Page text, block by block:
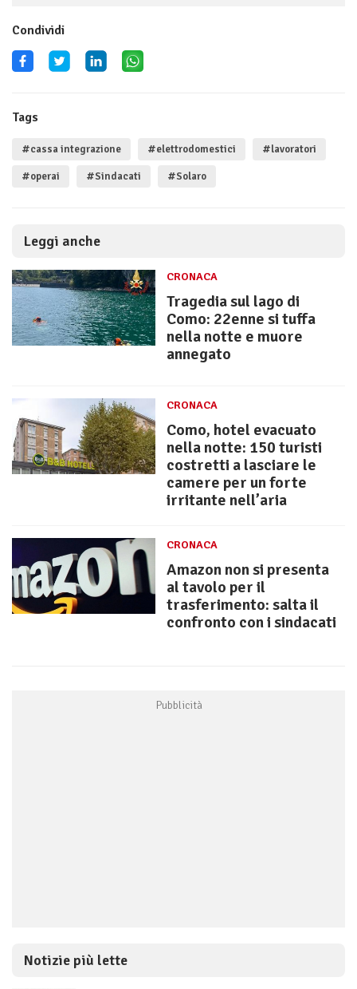
Condividi
Tags
#cassa integrazione #elettrodomestici #lavoratori
#operai #Sindacati #Solaro
Leggi anche
CRONACA
Tragedia sul lago di
Como: 22enne si tuffa
nella notte e muore
annegato
CRONACA
Como, hotel evacuato
nella notte: 150 turisti
costretti a lasciare le
camere per un forte
irritante nell’aria
CRONACA
Amazon non si presenta
al tavolo per il
trasferimento: salta il
confronto con i sindacati
Notizie più lette